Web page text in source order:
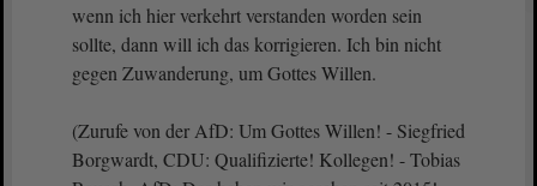
wenn ich hier verkehrt verstanden worden sein
sollte, dann will ich das korrigieren. Ich bin nicht
gegen Zuwanderung, um Gottes Willen.
(Zurufe von der AfD: Um Gottes Willen! - Siegfried
Borgwardt, CDU: Qualifizierte! Kollegen! - Tobias